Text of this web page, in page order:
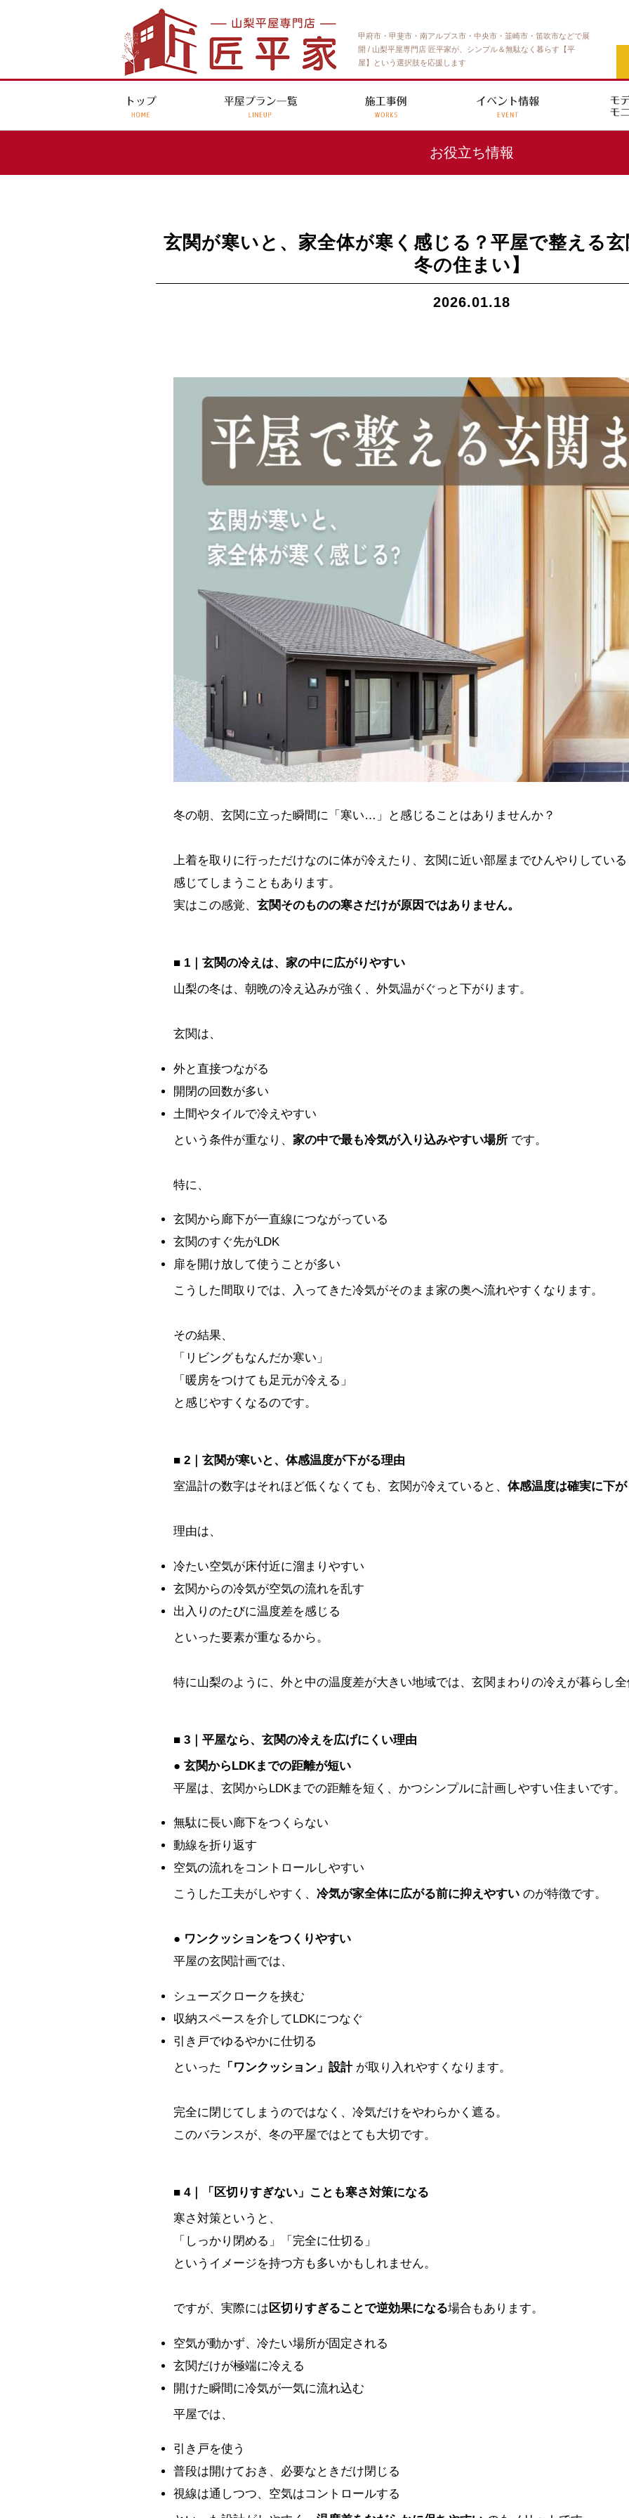
甲府市・甲斐市・南アルプス市・中央市・韮崎市・笛吹市などで展
開 / 山梨平屋専門店 匠平家が、シンプル＆無駄なく暮らす【平
屋】という選択肢を応援します
お役立ち情報
玄関が寒いと、家全体が寒く感じる？平屋で整える
冬の住まい】
2026.01.18
冬の朝、玄関に立った瞬間に「寒い…」と感じることはありませんか？
上着を取りに行っただけなのに体が冷えたり、玄関に近い部屋までひんやりしてい
感じてしまうこともあります。
実はこの感覚、 玄関そのものの寒さだけが原因ではありません。
■ 1｜玄関の冷えは、家の中に広がりやすい
山梨の冬は、朝晩の冷え込みが強く、外気温がぐっと下がります。
玄関は、
外と直接つながる
開閉の回数が多い
土間やタイルで冷えやすい
という条件が重なり、 家の中で最も冷気が入り込みやすい場所 です。
特に、
玄関から廊下が一直線につながっている
玄関のすぐ先がLDK
扉を開け放して使うことが多い
こうした間取りでは、入ってきた冷気がそのまま家の奥へ流れやすくなります。
その結果、
「リビングもなんだか寒い」
「暖房をつけても足元が冷える」
と感じやすくなるのです。
■ 2｜玄関が寒いと、体感温度が下がる理由
室温計の数字はそれほど低くなくても、玄関が冷えていると、 体感温度は確実に下
理由は、
冷たい空気が床付近に溜まりやすい
玄関からの冷気が空気の流れを乱す
出入りのたびに温度差を感じる
といった要素が重なるから。
特に山梨のように、外と中の温度差が大きい地域では、玄関まわりの冷えが暮らし
■ 3｜平屋なら、玄関の冷えを広げにくい理由
● 玄関からLDKまでの距離が短い
平屋は、玄関からLDKまでの距離を短く、かつシンプルに計画しやすい住まいです。
無駄に長い廊下をつくらない
動線を折り返す
空気の流れをコントロールしやすい
こうした工夫がしやすく、 冷気が家全体に広がる前に抑えやすい のが特徴です。
● ワンクッションをつくりやすい
平屋の玄関計画では、
シューズクロークを挟む
収納スペースを介してLDKにつなぐ
引き戸でゆるやかに仕切る
といった
「ワンクッション」設計が取り入れやすくなります。
完全に閉じてしまうのではなく、冷気だけをやわらかく遮る。
このバランスが、冬の平屋ではとても大切です。
■ 4｜「区切りすぎない」ことも寒さ対策になる
寒さ対策というと、
「しっかり閉める」「完全に仕切る」
というイメージを持つ方も多いかもしれません。
ですが、実際には 区切りすぎることで逆効果になる場合もあります。
空気が動かず、冷たい場所が固定される
玄関だけが極端に冷える
開けた瞬間に冷気が一気に流れ込む
平屋では、
引き戸を使う
普段は開けておき、必要なときだけ閉じる
視線は通しつつ、空気はコントロールする